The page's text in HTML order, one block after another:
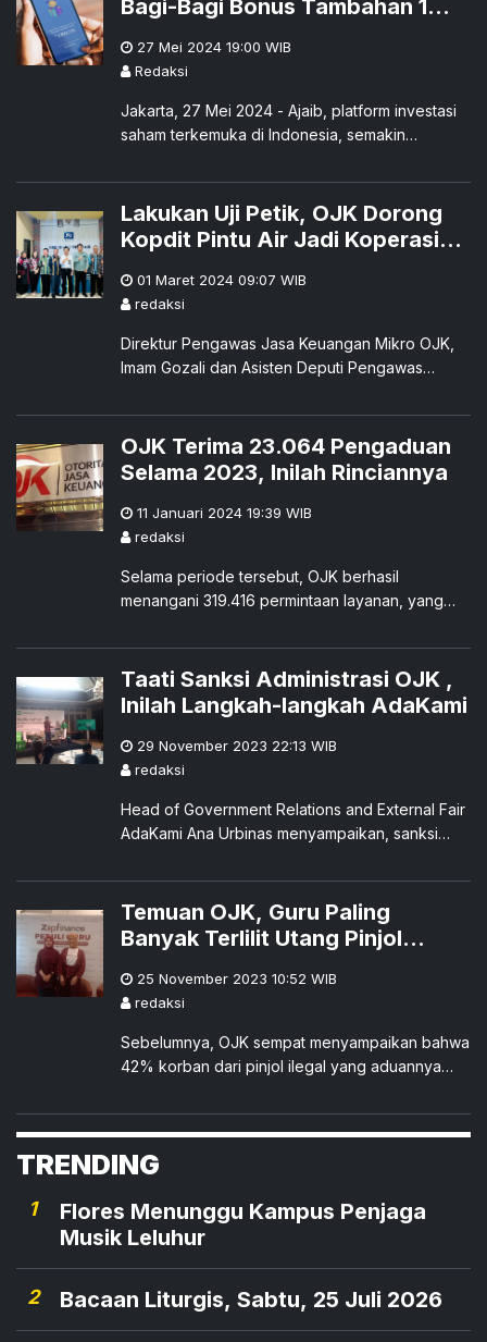
Bagi-Bagi Bonus Tambahan 1
27 Mei 2024 19:00 WIB
Redaksi
Jakarta, 27 Mei 2024 - Ajaib, platform investasi
saham terkemuka di Indonesia, semakin
kebutuhan para trader d
Lakukan Uji Petik, OJK Dorong
Kopdit Pintu Air Jadi Koperasi
01 Maret 2024 09:07 WIB
redaksi
Direktur Pengawas Jasa Keuangan Mikro OJK,
Imam Gozali dan Asisten Deputi Pengawas
uji petik di Kopdit Pintu Air Cabang Kupang,
Rabu, 28 Februari 2024.
OJK Terima 23.064 Pengaduan
Selama 2023, Inilah Rinciannya
11 Januari 2024 19:39 WIB
redaksi
Selama periode tersebut, OJK berhasil
menangani 319.416 permintaan layanan, yang
berindikasi pelanggaran, dan 2.326 sengketa
yang dikelola oleh Lembaga Alternatif
Penyelesaian Sengketa Sektor Jasa Keuangan
Taati Sanksi Administrasi OJK ,
Inilah Langkah-langkah AdaKami
29 November 2023 22:13 WIB
redaksi
Head of Government Relations and External Fair
AdaKami Ana Urbinas menyampaikan, sanksi
Desember dan pihak AdaKami diwajibkan untuk
melaporkan sejumlah langkah yang menjadi
komitmen perusahaan dalam memperbaiki tata
kelola.
Temuan OJK, Guru Paling
Banyak Terlilit Utang Pinjol
Rendah'
25 November 2023 10:52 WIB
redaksi
Sebelumnya, OJK sempat menyampaikan bahwa
42% korban dari pinjol ilegal yang aduannya
guru, diikuti oleh korban pemutusan hubungan
kerja (PHK) 21%, ibu rumah tangga 18%,
karyawan 9%, pedagang 4%, pelajar 3%,
online 1%.
TRENDING
1
Flores Menunggu Kampus Penjaga
Musik Leluhur
2 Bacaan Liturgis, Sabtu, 25 Juli 2026